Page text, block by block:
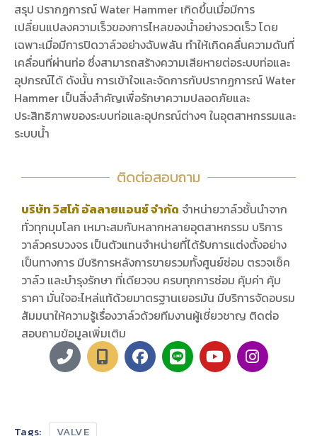
สรุป ปรากฏการณ์ Water Hammer เกิดขึ้นเมื่อมีการ
เปลี่ยนแปลงความเร็วของการไหลของน้ำอย่างรวดเร็ว โดย
เฉพาะเมื่อมีการปิดวาล์วอย่างฉับพลัน ทำให้เกิดคลื่นความดันที่
เคลื่อนที่ผ่านท่อ ซึ่งสามารถสร้างความเสียหายต่อระบบท่อและ
อุปกรณ์ได้ ดังนั้น การเข้าใจและจัดการกับปรากฏการณ์ Water
Hammer เป็นสิ่งสำคัญเพื่อรักษาความปลอดภัยและ
ประสิทธิภาพของระบบท่อและอุปกรณ์ต่างๆ ในอุตสาหกรรมและ
ระบบน้ำ
ติดต่อสอบถาม
บริษัท วิสโก้ อัลลายแอนซ์ จำกัด จำหน่ายวาล์วชั้นนำจาก
ทั่วทุกมุมโลก เหมาะสมกับหลากหลายอุตสาหกรรม บริการ
วาล์วครบวงจร เป็นตัวแทนจำหน่ายที่ได้รับการแต่งตั้งอย่าง
เป็นทางการ มีบริการหลังการขายรวมทั้งศูนย์ซ่อม ตรวจเช็ค
วาล์ว และบำรุงรักษา ที่เดียวจบ ครบทุกการซ่อม คุ้มค่า คุ้ม
ราคา มั่นใจอะไหล่แท้ด้วยมาตรฐานเยอรมัน มีบริการจัดอบรม
สัมมนาให้ความรู้เรื่องวาล์วด้วยทีมงานผู้เชี่ยวชาญ ติดต่อ
สอบถามข้อมูลเพิ่มเติม
Tags: VALVE